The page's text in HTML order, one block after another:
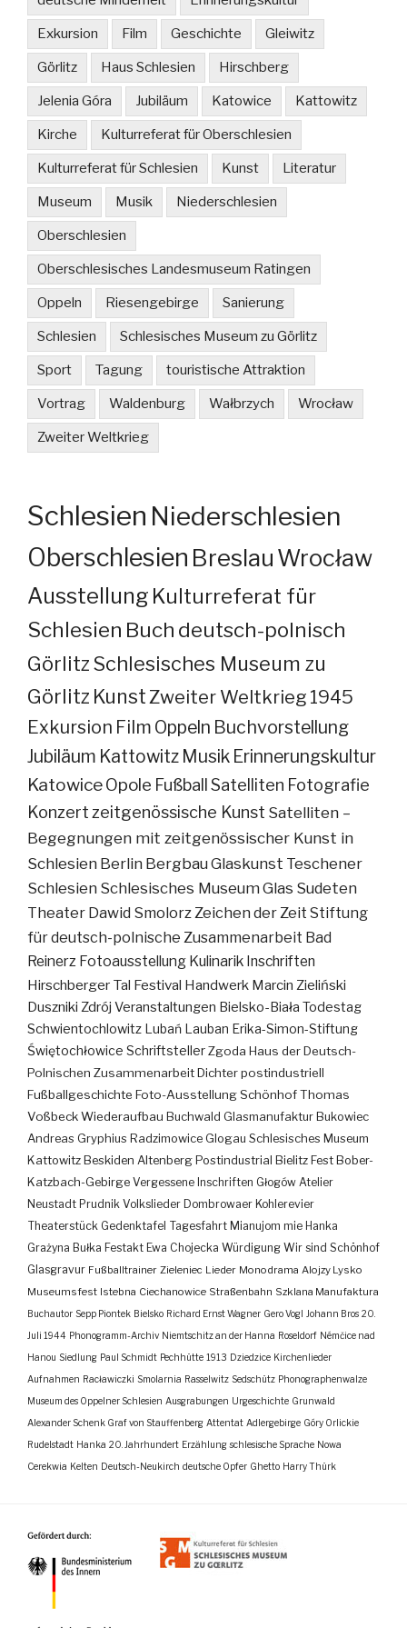
Exkursion Film Geschichte Gleiwitz
Görlitz Haus Schlesien Hirschberg
Jelenia Góra Jubiläum Katowice Kattowitz
Kirche Kulturreferat für Oberschlesien
Kulturreferat für Schlesien Kunst Literatur
Museum Musik Niederschlesien
Oberschlesien
Oberschlesisches Landesmuseum Ratingen
Oppeln Riesengebirge Sanierung
Schlesien Schlesisches Museum zu Görlitz
Sport Tagung touristische Attraktion
Vortrag Waldenburg Wałbrzych Wrocław
Zweiter Weltkrieg
Schlesien Niederschlesien
Oberschlesien Breslau Wrocław
Ausstellung Kulturreferat für
Schlesien Buch deutsch-polnisch
GörlitzSchlesisches Museum zu
Görlitz Kunst Zweiter Weltkrieg 1945
Exkursion Film Oppeln Buchvorstellung
Jubiläum Kattowitz Musik Erinnerungskultur
KatowiceOpole FußballSatelliten Fotografie
Konzertzeitgenössische Kunst Satelliten –
Begegnungen mit zeitgenössischer Kunst in
Schlesien Berlin BergbauGlaskunst Teschener
Schlesien Schlesisches MuseumGlas Sudeten
Theater Dawid Smolorz Zeichen der Zeit Stiftung
für deutsch-polnische Zusammenarbeit Bad
Reinerz Fotoausstellung Kulinarik Inschriften
Hirschberger Tal Festival Handwerk Marcin Zieliński
Duszniki Zdrój Veranstaltungen Bielsko-Biała Todestag
Schwientochlowitz
Lubań Lauban Erika-Simon-Stiftung
Świętochłowice SchriftstellerZgoda Haus der Deutsch-
Polnischen ZusammenarbeitDichterpostindustriell
Fußballgeschichte Foto-AusstellungSchönhofThomas
VoßbeckWiederaufbau Buchwald Glasmanufaktur Bukowiec
Andreas Gryphius Radzimowice Glogau Schlesisches Museum
Kattowitz Beskiden Altenberg Postindustrial Bielitz Fest Bober-
Katzbach-Gebirge Vergessene Inschriften Głogów Atelier
Neustadt Prudnik Volkslieder Dombrowaer Kohlerevier
Theaterstück Gedenktafel Tagesfahrt Mianujom mie Hanka
Grażyna Bułka Festakt Ewa Chojecka Würdigung Wir sind Schönhof
Glasgravur Fußballtrainer Zieleniec Lieder Monodrama Alojzy Lysko
Museumsfest Istebna Ciechanowice Straßenbahn Szklana Manufaktura
Buchautor Sepp Piontek Bielsko Richard Ernst Wagner Gero Vogl Johann Bros 20.
Juli 1944 Phonogramm-Archiv Niemtschitz an der Hanna Roseldorf Némčice nad
Hanou Siedlung Paul Schmidt Pechhütte 1913 Dziedzice Kirchenlieder
Aufnahmen Racławiczki Smolarnia Rasselwitz Sedschütz Phonographenwalze
Museum des Oppelner Schlesien Ausgrabungen Urgeschichte Grunwald
Alexander Schenk Graf von Stauffenberg Attentat Adlergebirge Góry Orlickie
Rudelstadt Hanka 20. Jahrhundert Erzählung schlesische Sprache Nowa
Cerekwia Kelten Deutsch-Neukirch deutsche Opfer Ghetto Harry Thürk